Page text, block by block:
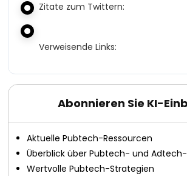
Zitate zum Twittern:
Verweisende Links:
Abonnieren Sie KI-
Aktuelle Pubtech-Ressourcen
Überblick über Pubtech- und
Wertvolle Pubtech-Strategien